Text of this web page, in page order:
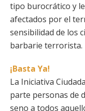
tipo burocrático y
afectados por el
sensibilidad de los
barbarie terrorista.
¡Basta Ya!
La Iniciativa
parte personas de
seno a todos